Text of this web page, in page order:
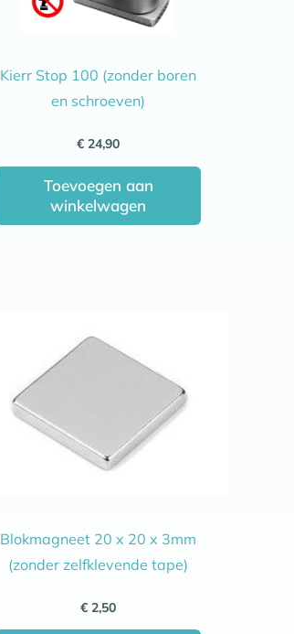
Kierr Stop 100 (zonder boren
en schroeven)
€ 24,90
Toevoegen aan
winkelwagen
Blokmagneet 20 x 20 x 3mm
(zonder zelfklevende tape)
€ 2,50